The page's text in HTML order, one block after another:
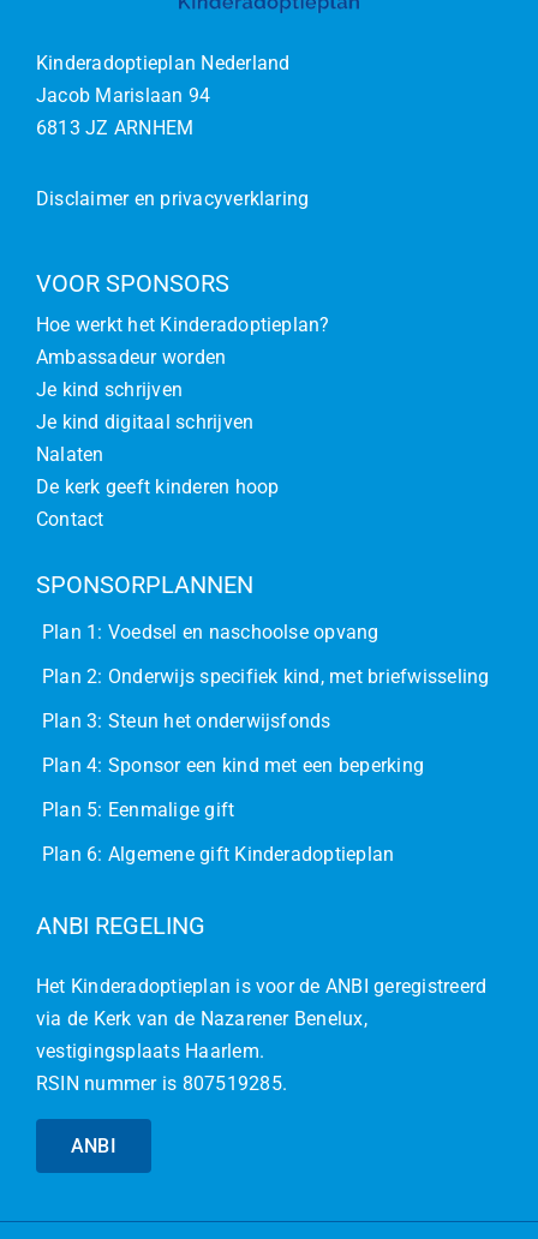
Kinderadoptieplan Nederland
Jacob Marislaan 94
6813 JZ ARNHEM
Disclaimer en privacyverklaring
VOOR SPONSORS
Hoe werkt het Kinderadoptieplan?
Ambassadeur worden
Je kind schrijven
Je kind digitaal schrijven
Nalaten
De kerk geeft kinderen hoop
Contact
SPONSORPLANNEN
Plan 1: Voedsel en naschoolse opvang
Plan 2: Onderwijs specifiek kind, met briefwisseling
Plan 3: Steun het onderwijsfonds
Plan 4: Sponsor een kind met een beperking
Plan 5: Eenmalige gift
Plan 6: Algemene gift Kinderadoptieplan
ANBI REGELING
Het Kinderadoptieplan is voor de ANBI geregistreerd
via de Kerk van de Nazarener Benelux,
vestigingsplaats Haarlem.
RSIN nummer is 807519285.
ANBI